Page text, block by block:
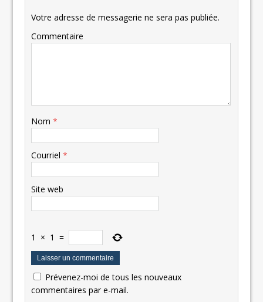
Votre adresse de messagerie ne sera pas publiée.
Commentaire
Nom*
Courriel*
Site web
1 × 1 =
Prévenez-moi de tous les nouveaux
commentaires par e-mail.